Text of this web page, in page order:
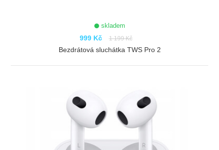
skladem
999 Kč 1 199 Kč
Bezdrátová sluchátka TWS Pro 2